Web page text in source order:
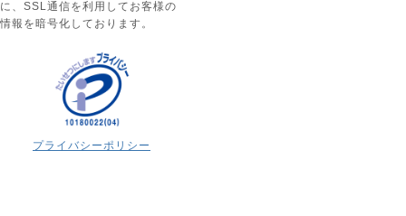
に、SSL通信を利用してお客様の
情報を暗号化しております。
プライバシーポリシー